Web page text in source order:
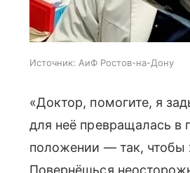
Источник: АиФ Ростов-на-Дону
«Доктор, помогите, я
для неё превращалась в
положении — так, чтобы
Повернёшься